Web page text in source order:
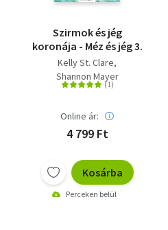
Szirmok és jég
koronája - Méz és jég 3.
Kelly St. Clare
Shannon Mayer
Online ár:
4 799 Ft
Kosárba
Perceken belül